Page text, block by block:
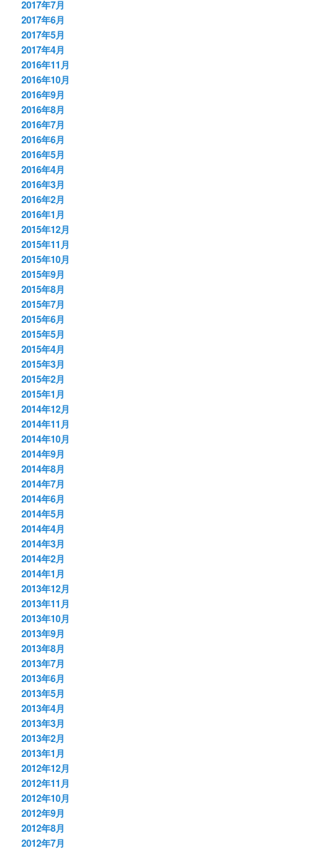
2017年7月
2017年6月
2017年5月
2017年4月
2016年11月
2016年10月
2016年9月
2016年8月
2016年7月
2016年6月
2016年5月
2016年4月
2016年3月
2016年2月
2016年1月
2015年12月
2015年11月
2015年10月
2015年9月
2015年8月
2015年7月
2015年6月
2015年5月
2015年4月
2015年3月
2015年2月
2015年1月
2014年12月
2014年11月
2014年10月
2014年9月
2014年8月
2014年7月
2014年6月
2014年5月
2014年4月
2014年3月
2014年2月
2014年1月
2013年12月
2013年11月
2013年10月
2013年9月
2013年8月
2013年7月
2013年6月
2013年5月
2013年4月
2013年3月
2013年2月
2013年1月
2012年12月
2012年11月
2012年10月
2012年9月
2012年8月
2012年7月